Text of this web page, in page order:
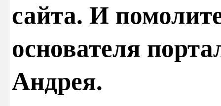
сайта. И
основателя
Андрея.